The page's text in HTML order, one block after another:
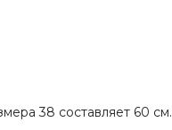
38 составляет 60 см.